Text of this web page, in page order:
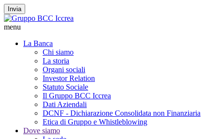
Invia
menu
La Banca
Chi siamo
La storia
Organi sociali
Investor Relation
Statuto Sociale
Il Gruppo BCC Iccrea
Dati Aziendali
DCNF - Dichiarazione Consolidata non Finanziaria
Etica di Gruppo e Whistleblowing
Dove siamo